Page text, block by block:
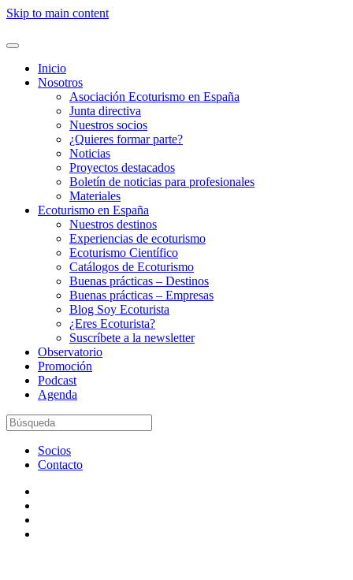
Skip to main content
Inicio
Nosotros
Asociación Ecoturismo en España
Junta directiva
Nuestros socios
¿Quieres formar parte?
Noticias
Proyectos destacados
Boletín de noticias para profesionales
Materiales
Ecoturismo en España
Nuestros destinos
Experiencias de ecoturismo
Ecoturismo Científico
Catálogos de Ecoturismo
Buenas prácticas – Destinos
Buenas prácticas – Empresas
Blog Soy Ecoturista
¿Eres Ecoturista?
Suscríbete a la newsletter
Observatorio
Promoción
Podcast
Agenda
Socios
Contacto